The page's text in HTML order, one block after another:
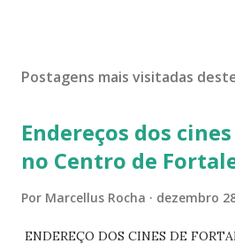
Postagens mais visitadas
Endereços dos
no Centro de
Por Marcellus Rocha dezembro
ENDEREÇO DOS CINES DE